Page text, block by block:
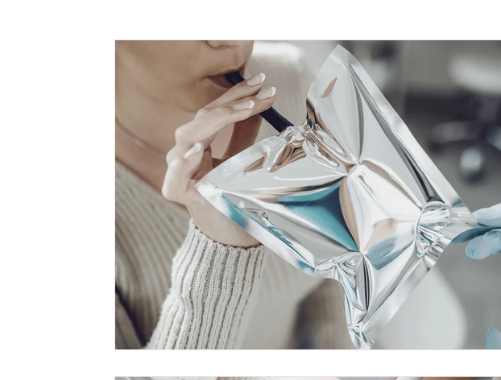
Medicina Estetica viso Medicina Estetica corpo
Osteopatia Sessuologia Psicoterapia Chirurgia Generale
Chirurgia Estetica Otorino Allergologia